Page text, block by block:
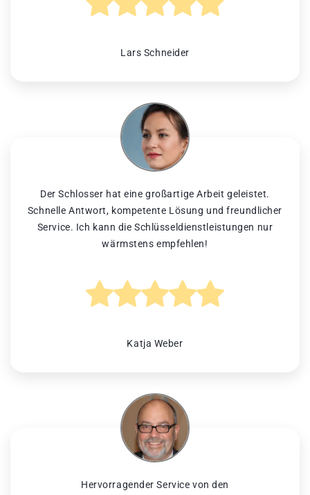
Lars Schneider
Der Schlosser hat eine großartige Arbeit geleistet.
Schnelle Antwort, kompetente Lösung und freundlicher
Service. Ich kann die Schlüsseldienstleistungen nur
wärmstens empfehlen!
Katja Weber
Hervorragender Service von den